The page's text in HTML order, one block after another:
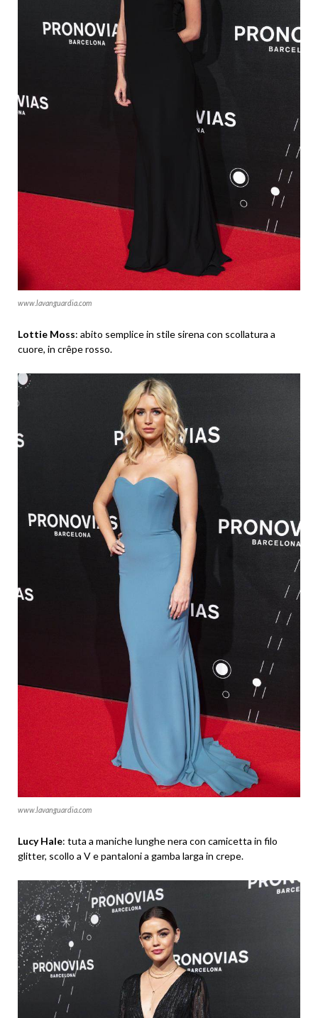
www.lavanguardia.com
Lottie Moss: abito semplice in stile sirena con scollatura a
cuore, in crêpe rosso.
www.lavanguardia.com
Lucy Hale: tuta a maniche lunghe nera con camicetta in filo
glitter, scollo a V e pantaloni a gamba larga in crepe.